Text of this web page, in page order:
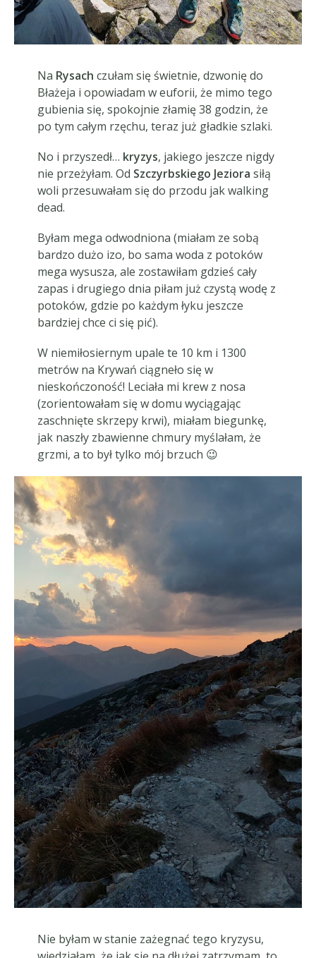
Na Rysach czułam się świetnie, dzwonię do
Błażeja i opowiadam w euforii, że mimo tego
gubienia się, spokojnie złamię 38 godzin, że
po tym całym rzęchu, teraz już gładkie szlaki.
No i przyszedł… kryzys, jakiego jeszcze nigdy
nie przeżyłam. Od Szczyrbskiego Jeziora siłą
woli przesuwałam się do przodu jak walking
dead.
Byłam mega odwodniona (miałam ze sobą
bardzo dużo izo, bo sama woda z potoków
mega wysusza, ale zostawiłam gdzieś cały
zapas i drugiego dnia piłam już czystą wodę z
potoków, gdzie po każdym łyku jeszcze
bardziej chce ci się pić).
W niemiłosiernym upale te 10 km i 1300
metrów na Krywań ciągneło się w
nieskończoność! Leciała mi krew z nosa
(zorientowałam się w domu wyciągając
zaschnięte skrzepy krwi), miałam biegunkę,
jak naszły zbawienne chmury myślałam, że
grzmi, a to był tylko mój brzuch 😉
Nie byłam w stanie zażegnać tego kryzysu,